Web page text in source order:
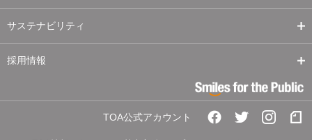
サステナビリティ
採用情報
TOA公式アカウント